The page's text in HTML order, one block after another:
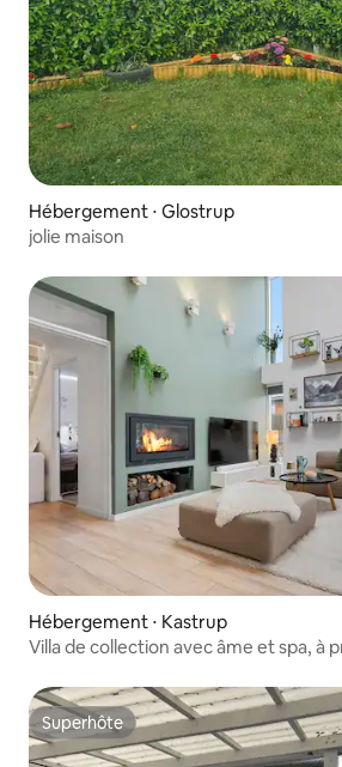
Hébergement ⋅ Glostrup
jolie maison
Hébergement ⋅ Kastrup
Villa de collection avec âme et spa, à
Superhôte
Superhôte